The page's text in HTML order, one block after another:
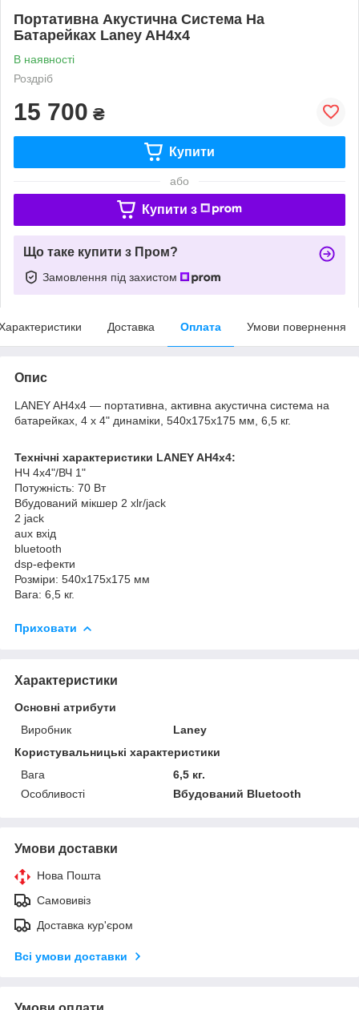
Портативна Акустична Система На
Батарейках Laney AH4x4
В наявності
Роздріб
15 700 ₴
Купити
або
Купити з
Що таке купити з Пром?
Замовлення під захистом
Доставка Оплата Умови повернення
Опис
LANEY AH4x4 — портативна, активна акустична система на
батарейках, 4 х 4" динаміки, 540x175x175 мм, 6,5 кг.
Технічні характеристики LANEY AH4x4:
НЧ 4x4"/ВЧ 1"
Потужність: 70 Вт
Вбудований мікшер 2 xlr/jack
2 jack
aux вхід
bluetooth
dsp-ефекти
Розміри: 540x175x175 мм
Вага: 6,5 кг.
Приховати
Характеристики
Основні атрибути
Виробник
Laney
Користувальницькі характеристики
Вага
6,5 кг.
Особливості
Вбудований Bluetooth
Умови доставки
Нова Пошта
Самовивіз
Доставка кур'єром
Всі умови доставки